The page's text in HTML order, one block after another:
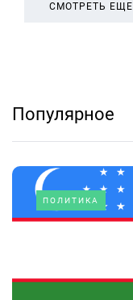
СМОТРЕТЬ ЕЩЕ
Популярное
ПОЛИТИКА